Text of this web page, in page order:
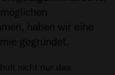
haben wir eine
gegründet.
nicht nur das